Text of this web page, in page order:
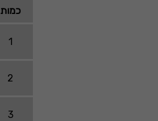
כמות
1
2
3